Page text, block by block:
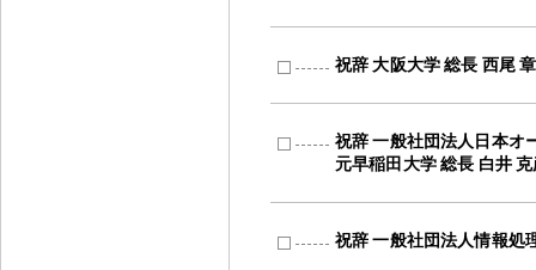
祝辞 大阪大学 総長 西尾
祝辞 一般社団法人日本オ
元早稲田大学 総長 白井
祝辞 一般社団法人情報処